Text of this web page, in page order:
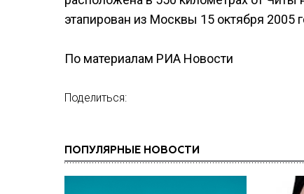
этапирован из Москвы 15 октября 2005
По материалам РИА Новости
Поделиться:
ПОПУЛЯРНЫЕ НОВОСТИ